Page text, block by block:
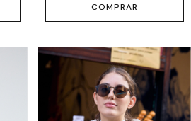
COMPRAR